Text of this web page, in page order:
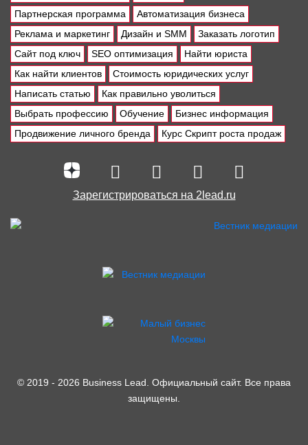
Партнерская программа
Автоматизация бизнеса
Реклама и маркетинг
Дизайн и SMM
Заказать логотип
Сайт под ключ
SEO оптимизация
Найти юриста
Как найти клиентов
Стоимость юридических услуг
Написать статью
Как правильно уволиться
Выбрать профессию
Обучение
Бизнес информация
Продвижение личного бренда
Курс Скрипт роста продаж
Зарегистрироваться на 2lead.ru
© 2019 - 2026 Business Lead. Официальный сайт. Все права
защищены.